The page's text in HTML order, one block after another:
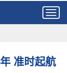
准时起航